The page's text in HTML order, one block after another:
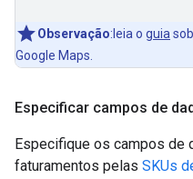
Observação:leia o guia
Google Maps.
Especificar campos de
Especifique os campos de
faturamentos pelas SKUs